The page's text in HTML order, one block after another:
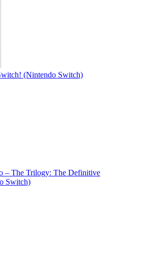
(Nintendo Switch)
– The Trilogy: The Definitive
Switch)